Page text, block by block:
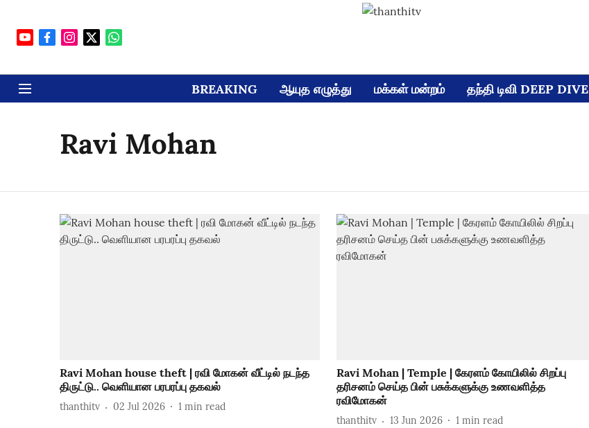
BREAKING ஆயுத எழுத்து மக்கள் மன்றம் தந்தி டிவி DEEP DIVE
Ravi Mohan
Ravi Mohan house theft | ரவி மோகன் வீட்டில் நடந்த
திருட்டு.. வெளியான பரபரப்பு தகவல்
thanthitv 02 Jul 2026 1 min read
Ravi Mohan | Temple | கேரளம் கோயிலில் சிறப்பு
தரிசனம் செய்த பின் பசுக்களுக்கு உணவளித்த
ரவிமோகன்
thanthitv 13 Jun 2026 1 min read